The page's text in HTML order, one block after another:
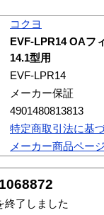
コクヨ
EVF-LPR14 OAフ
14.1型用
EVF-LPR14
メーカー保証
4901480813813
特定商取引法に基
メーカー商品ペー
終了しました